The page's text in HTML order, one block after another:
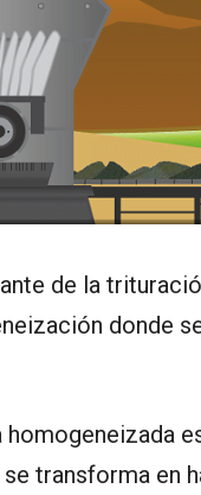
de la
donde
homogeneizada
transforma en